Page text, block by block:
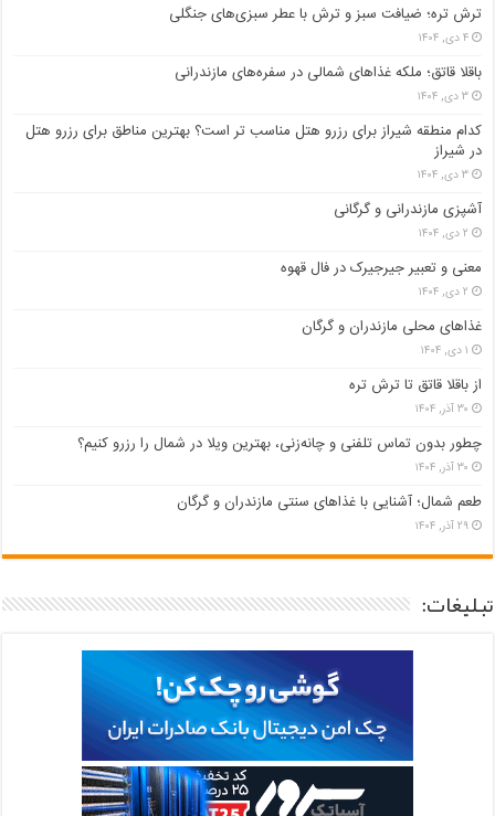
ترش تره؛ ضیافت سبز و ترش با عطر سبزی‌های جنگلی
۴ دی, ۱۴۰۴
باقلا قاتق؛ ملکه غذاهای شمالی در سفره‌های مازندرانی
۳ دی, ۱۴۰۴
کدام منطقه شیراز برای رزرو هتل مناسب ‌تر است؟ بهترین مناطق برای رزرو هتل
در شیراز
۳ دی, ۱۴۰۴
آشپزی مازندرانی و گرگانی
۲ دی, ۱۴۰۴
معنی و تعبیر جیرجیرک در فال قهوه
۲ دی, ۱۴۰۴
غذاهای محلی مازندران و گرگان
۱ دی, ۱۴۰۴
از باقلا قاتق تا ترش تره
۳۰ آذر, ۱۴۰۴
چطور بدون تماس تلفنی و چانه‌زنی، بهترین ویلا در شمال را رزرو کنیم؟
۳۰ آذر, ۱۴۰۴
طعم شمال؛ آشنایی با غذاهای سنتی مازندران و گرگان
۲۹ آذر, ۱۴۰۴
تبلیغات: